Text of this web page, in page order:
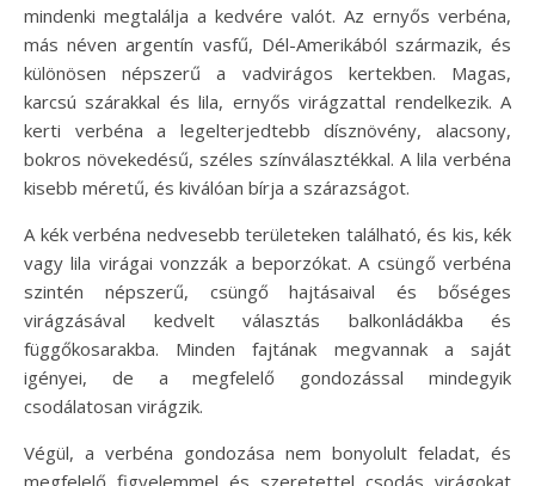
mindenki megtalálja a kedvére valót. Az ernyős verbéna,
más néven argentín vasfű, Dél-Amerikából származik, és
különösen népszerű a vadvirágos kertekben. Magas,
karcsú szárakkal és lila, ernyős virágzattal rendelkezik. A
kerti verbéna a legelterjedtebb dísznövény, alacsony,
bokros növekedésű, széles színválasztékkal. A lila verbéna
kisebb méretű, és kiválóan bírja a szárazságot.
A kék verbéna nedvesebb területeken található, és kis, kék
vagy lila virágai vonzzák a beporzókat. A csüngő verbéna
szintén népszerű, csüngő hajtásaival és bőséges
virágzásával kedvelt választás balkonládákba és
függőkosarakba. Minden fajtának megvannak a saját
igényei, de a megfelelő gondozással mindegyik
csodálatosan virágzik.
Végül, a verbéna gondozása nem bonyolult feladat, és
megfelelő figyelemmel és szeretettel csodás virágokat